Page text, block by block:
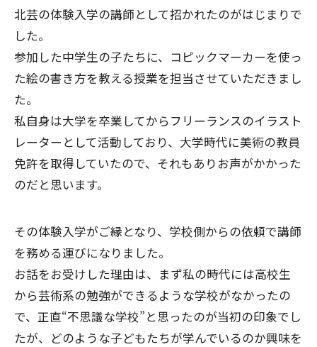
北芸の体験入学の講師として招かれたのがはじまりで
した。
参加した中学生の子たちに、コピックマーカーを使っ
た絵の書き方を教える授業を担当させていただきまし
た。
私自身は大学を卒業してからフリーランスのイラスト
レーターとして活動しており、大学時代に美術の教員
免許を取得していたので、それもありお声がかかった
のだと思います。
その体験入学がご縁となり、学校側からの依頼で講師
を務める運びになりました。
お話をお受けした理由は、まず私の時代には高校生
から芸術系の勉強ができるような学校がなかったの
で、正直“不思議な学校”と思ったのが当初の印象でし
たが、どのような子どもたちが学んでいるのか興味を